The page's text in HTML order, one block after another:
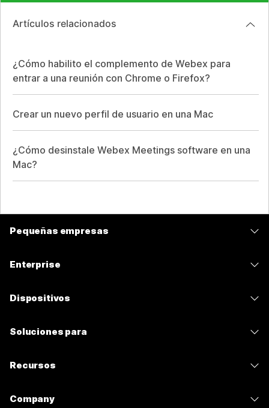
Artículos relacionados
¿Cómo habilito el complemento de Webex para
entrar a una reunión con Chrome o Firefox?
Crear un nuevo perfil de usuario en una Mac
¿Cómo desinstale Webex Meetings software en una
Mac?
Pequeñas empresas
Enterprise
Dispositivos
Soluciones para
Recursos
Company